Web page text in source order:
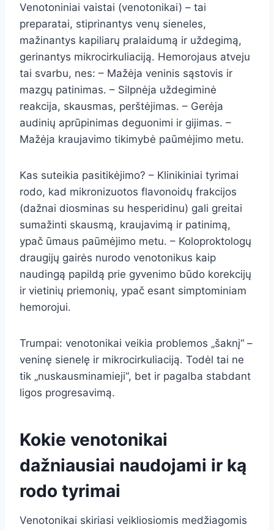
Venotoniniai vaistai (venotonikai) – tai
preparatai, stiprinantys venų sieneles,
mažinantys kapiliarų pralaidumą ir uždegimą,
gerinantys mikrocirkuliaciją. Hemorojaus atveju
tai svarbu, nes: – Mažėja veninis sąstovis ir
mazgų patinimas. – Silpnėja uždegiminė
reakcija, skausmas, perštėjimas. – Gerėja
audinių aprūpinimas deguonimi ir gijimas. –
Mažėja kraujavimo tikimybė paūmėjimo metu.
Kas suteikia pasitikėjimo? – Klinikiniai tyrimai
rodo, kad mikronizuotos flavonoidų frakcijos
(dažnai diosminas su hesperidinu) gali greitai
sumažinti skausmą, kraujavimą ir patinimą,
ypač ūmaus paūmėjimo metu. – Koloproktologų
draugijų gairės nurodo venotonikus kaip
naudingą papildą prie gyvenimo būdo korekcijų
ir vietinių priemonių, ypač esant simptominiam
hemorojui.
Trumpai: venotonikai veikia problemos „šaknį“ –
veninę sienelę ir mikrocirkuliaciją. Todėl tai ne
tik „nuskausminamieji“, bet ir pagalba stabdant
ligos progresavimą.
Kokie venotonikai
dažniausiai naudojami ir ką
rodo tyrimai
Venotonikai skiriasi veikliosiomis medžiagomis